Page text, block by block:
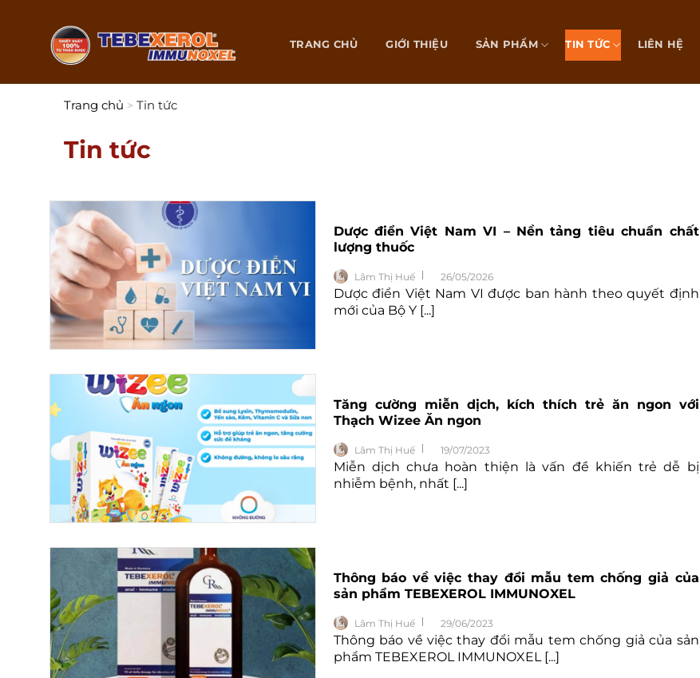
TRANG CHỦ GIỚI THIỆU SẢN PHẨM TIN TỨC LIÊN HỆ
Trang chủ > Tin tức
Tin tức
Dược điển Việt Nam VI – Nền tảng tiêu chuẩn chất
lượng thuốc
Lâm Thị Huế 26/05/2026
Dược điển Việt Nam VI được ban hành theo quyết định
mới của Bộ Y [...]
Tăng cường miễn dịch, kích thích trẻ ăn ngon với
Thạch Wizee Ăn ngon
Lâm Thị Huế 19/07/2023
Miễn dịch chưa hoàn thiện là vấn đề khiến trẻ dễ bị
nhiễm bệnh, nhất [...]
Thông báo về việc thay đổi mẫu tem chống giả của
sản phẩm TEBEXEROL IMMUNOXEL
Lâm Thị Huế 29/06/2023
Thông báo về việc thay đổi mẫu tem chống giả của sản
phẩm TEBEXEROL IMMUNOXEL [...]